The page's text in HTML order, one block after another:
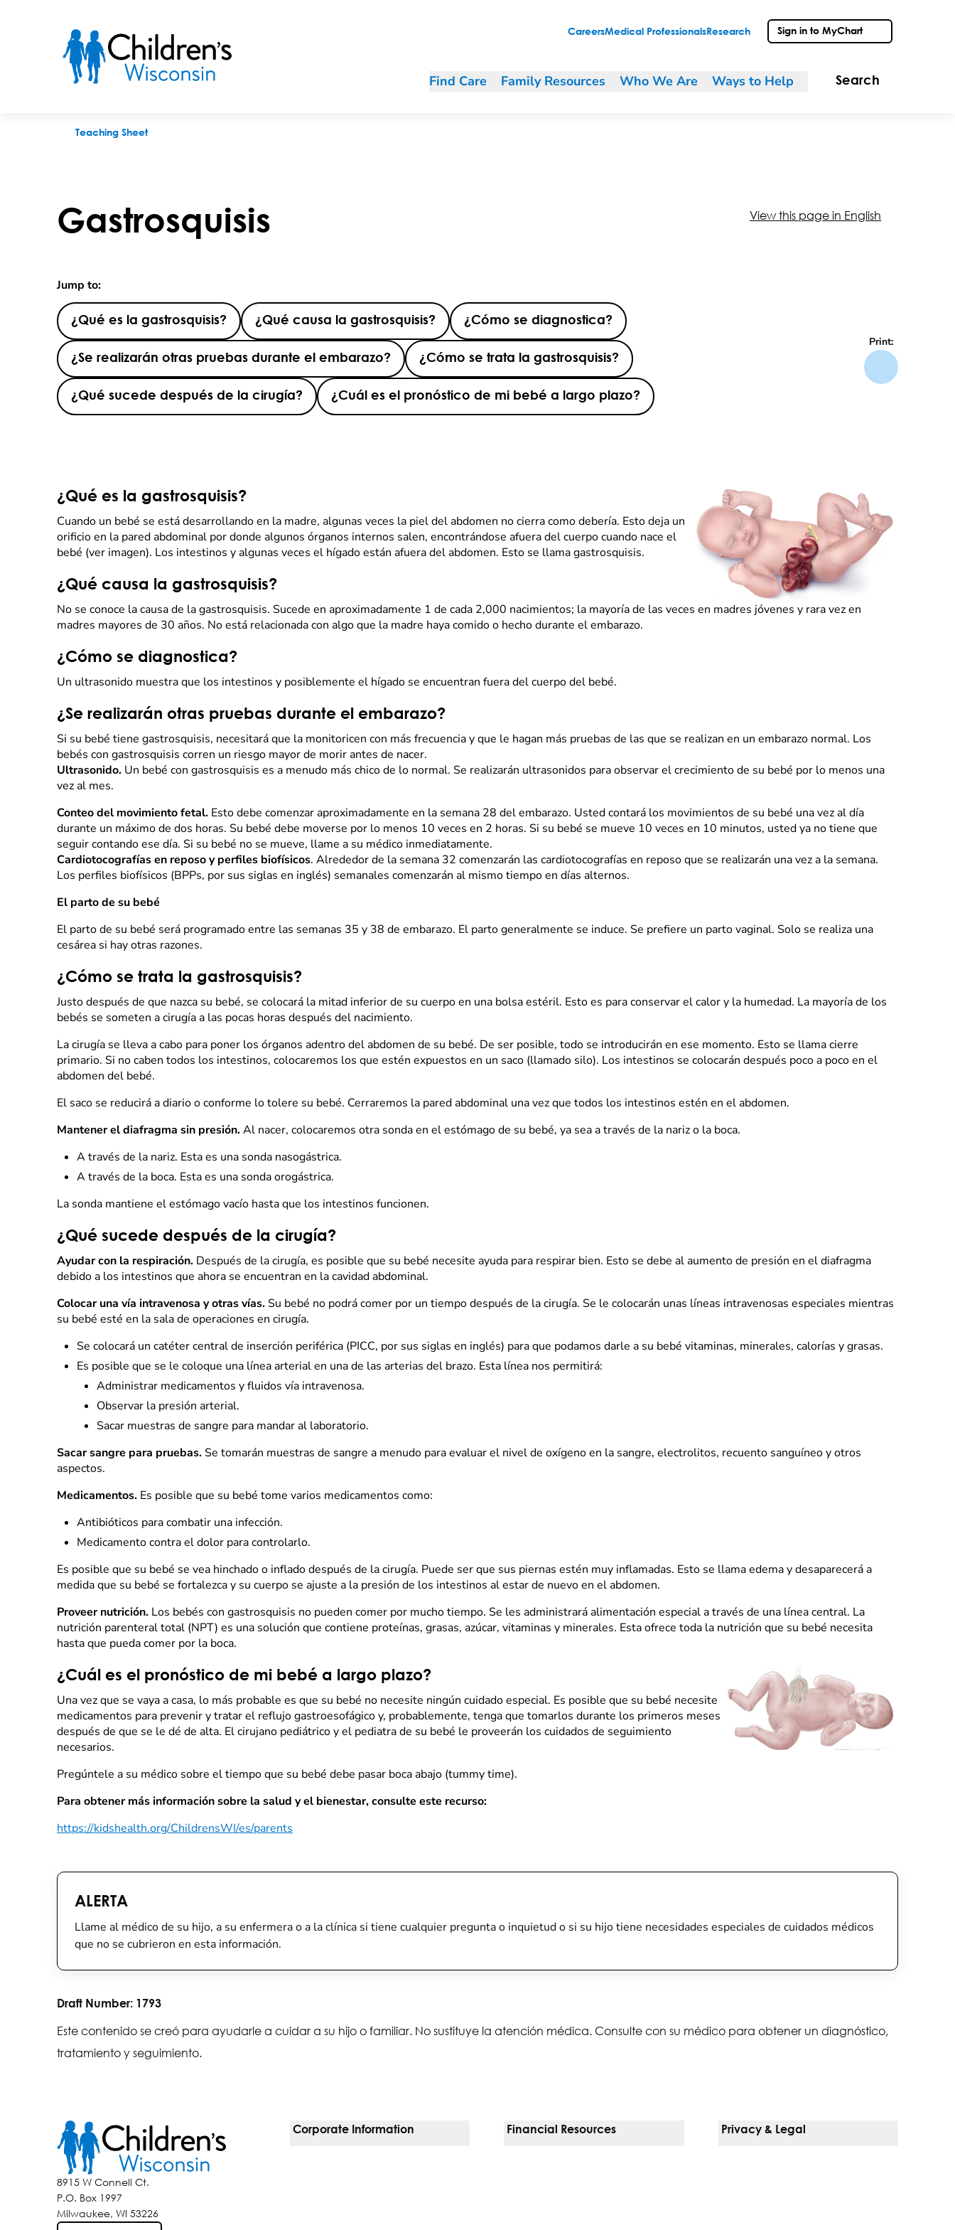
CareersMedical Professionals Research Sign in to MyChart
Find Care Family Resources Who We Are Ways to Help Search
Teaching Sheet
Gastrosquisis View this page in English
Jump to:
¿Qué es la gastrosquisis? ¿Qué causa la gastrosquisis? ¿Cómo se diagnostica?
¿Se realizarán otras pruebas durante el embarazo? ¿Cómo se trata la gastrosquisis?
¿Qué sucede después de la cirugía? ¿Cuál es el pronóstico de mi bebé a largo plazo?
Print:
¿Qué es la gastrosquisis?
Cuando un bebé se está desarrollando en la madre, algunas veces la piel del abdomen no cierra como debería. Esto deja un
orificio en la pared abdominal por donde algunos órganos internos salen, encontrándose afuera del cuerpo cuando nace el
bebé (ver imagen). Los intestinos y algunas veces el hígado están afuera del abdomen. Esto se llama gastrosquisis.
¿Qué causa la gastrosquisis?
No se conoce la causa de la gastrosquisis. Sucede en aproximadamente 1 de cada 2,000 nacimientos; la mayoría de las veces en madres jóvenes y rara vez en
madres mayores de 30 años. No está relacionada con algo que la madre haya comido o hecho durante el embarazo.
¿Cómo se diagnostica?
Un ultrasonido muestra que los intestinos y posiblemente el hígado se encuentran fuera del cuerpo del bebé.
¿Se realizarán otras pruebas durante el embarazo?
Si su bebé tiene gastrosquisis, necesitará que la monitoricen con más frecuencia y que le hagan más pruebas de las que se realizan en un embarazo normal. Los
bebés con gastrosquisis corren un riesgo mayor de morir antes de nacer.
Ultrasonido. Un bebé con gastrosquisis es a menudo más chico de lo normal. Se realizarán ultrasonidos para observar el crecimiento de su bebé por lo menos una
vez al mes.
Conteo del movimiento fetal. Esto debe comenzar aproximadamente en la semana 28 del embarazo. Usted contará los movimientos de su bebé una vez al día
durante un máximo de dos horas. Su bebé debe moverse por lo menos 10 veces en 2 horas. Si su bebé se mueve 10 veces en 10 minutos, usted ya no tiene que
seguir contando ese día. Si su bebé no se mueve, llame a su médico inmediatamente.
Cardiotocografías en reposo y perfiles biofísicos. Alrededor de la semana 32 comenzarán las cardiotocografías en reposo que se realizarán una vez a la semana.
Los perfiles biofísicos (BPPs, por sus siglas en inglés) semanales comenzarán al mismo tiempo en días alternos.
El parto de su bebé
El parto de su bebé será programado entre las semanas 35 y 38 de embarazo. El parto generalmente se induce. Se prefiere un parto vaginal. Solo se realiza una
cesárea si hay otras razones.
¿Cómo se trata la gastrosquisis?
Justo después de que nazca su bebé, se colocará la mitad inferior de su cuerpo en una bolsa estéril. Esto es para conservar el calor y la humedad. La mayoría de los
bebés se someten a cirugía a las pocas horas después del nacimiento.
La cirugía se lleva a cabo para poner los órganos adentro del abdomen de su bebé. De ser posible, todo se introducirán en ese momento. Esto se llama cierre
primario. Si no caben todos los intestinos, colocaremos los que estén expuestos en un saco (llamado silo). Los intestinos se colocarán después poco a poco en el
abdomen del bebé.
El saco se reducirá a diario o conforme lo tolere su bebé. Cerraremos la pared abdominal una vez que todos los intestinos estén en el abdomen.
Mantener el diafragma sin presión.Al nacer, colocaremos otra sonda en el estómago de su bebé, ya sea a través de la nariz o la boca.
A través de la nariz. Esta es una sonda nasogástrica.
A través de la boca. Esta es una sonda orogástrica.
La sonda mantiene el estómago vacío hasta que los intestinos funcionen.
¿Qué sucede después de la cirugía?
Ayudar con la respiración. Después de la cirugía, es posible que su bebé necesite ayuda para respirar bien. Esto se debe al aumento de presión en el diafragma
debido a los intestinos que ahora se encuentran en la cavidad abdominal.
Colocar una vía intravenosa y otras vías. Su bebé no podrá comer por un tiempo después de la cirugía. Se le colocarán unas líneas intravenosas especiales mientras
su bebé esté en la sala de operaciones en cirugía.
Se colocará un catéter central de inserción periférica (PICC, por sus siglas en inglés) para que podamos darle a su bebé vitaminas, minerales, calorías y grasas.
Es posible que se le coloque una línea arterial en una de las arterias del brazo. Esta línea nos permitirá:
Administrar medicamentos y fluidos vía intravenosa.
Observar la presión arterial.
Sacar muestras de sangre para mandar al laboratorio.
Sacar sangre para pruebas. Se tomarán muestras de sangre a menudo para evaluar el nivel de oxígeno en la sangre, electrolitos, recuento sanguíneo y otros
aspectos.
Medicamentos. Es posible que su bebé tome varios medicamentos como:
Antibióticos para combatir una infección.
Medicamento contra el dolor para controlarlo.
Es posible que su bebé se vea hinchado o inflado después de la cirugía. Puede ser que sus piernas estén muy inflamadas. Esto se llama edema y desaparecerá a
medida que su bebé se fortalezca y su cuerpo se ajuste a la presión de los intestinos al estar de nuevo en el abdomen.
Proveer nutrición. Los bebés con gastrosquisis no pueden comer por mucho tiempo. Se les administrará alimentación especial a través de una línea central. La
nutrición parenteral total (NPT) es una solución que contiene proteínas, grasas, azúcar, vitaminas y minerales. Esta ofrece toda la nutrición que su bebé necesita
hasta que pueda comer por la boca.
¿Cuál es el pronóstico de mi bebé a largo plazo?
Una vez que se vaya a casa, lo más probable es que su bebé no necesite ningún cuidado especial. Es posible que su bebé necesite
medicamentos para prevenir y tratar el reflujo gastroesofágico y, probablemente, tenga que tomarlos durante los primeros meses
después de que se le dé de alta. El cirujano pediátrico y el pediatra de su bebé le proveerán los cuidados de seguimiento
necesarios.
Pregúntele a su médico sobre el tiempo que su bebé debe pasar boca abajo (tummy time).
Para obtener más información sobre la salud y el bienestar, consulte este recurso:
https://kidshealth.org/ChildrensWI/es/parents
ALERTA
Llame al médico de su hijo, a su enfermera o a la clínica si tiene cualquier pregunta o inquietud o si su hijo tiene necesidades especiales de cuidados médicos
que no se cubrieron en esta información.
Draft Number: 1793
Este contenido se creó para ayudarle a cuidar a su hijo o familiar. No sustituye la atención médica. Consulte con su médico para obtener un diagnóstico,
tratamiento y seguimiento.
8915 W Connell Ct.
P.O. Box 1997
Milwaukee, WI 53226
Corporate Information Financial Resources Privacy & Legal